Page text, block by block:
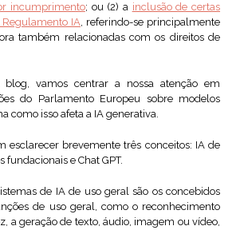
incumprimento; ou (2) a inclusão de certas
IA, referindo-se principalmente
também relacionadas com os direitos de
blog, vamos centrar a nossa atenção em
do Parlamento Europeu sobre modelos
como isso afeta a IA generativa.
esclarecer brevemente três conceitos: IA de
e Chat GPT.
de IA de uso geral são os concebidos
de uso geral, como o reconhecimento
a geração de texto, áudio, imagem ou vídeo,